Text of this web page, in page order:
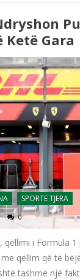
Ketë Gara
SPORTE TJERA
0
qëllimi i Formula
qëllim që të
tashmë një